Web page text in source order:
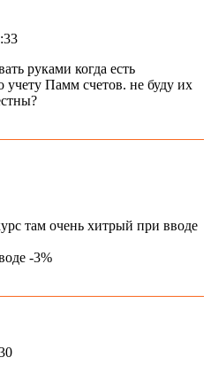
руками когда есть
Памм счетов. не буду их
там очень хитрый при вводе
-3%